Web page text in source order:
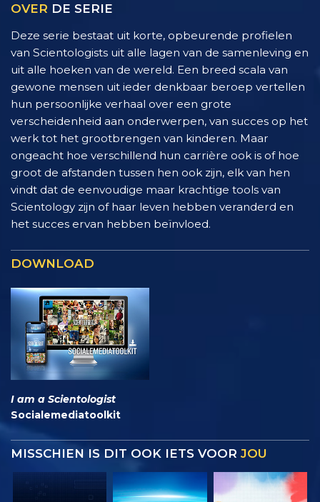
OVER DE SERIE
Deze serie bestaat uit korte, opbeurende profielen
van Scientologists uit alle lagen van de samenleving en
uit alle hoeken van de wereld. Een breed scala van
gewone mensen uit ieder denkbaar beroep vertellen
hun persoonlijke verhaal over een grote
verscheidenheid aan onderwerpen, van succes op het
werk tot het grootbrengen van kinderen. Maar
ongeacht hoe verschillend hun carrière ook is of hoe
groot de afstanden tussen hen ook zijn, elk van hen
vindt dat de eenvoudige maar krachtige tools van
Scientology zijn of haar leven hebben veranderd en
het succes ervan hebben beïnvloed.
DOWNLOAD
I am a Scientologist
Socialemediatoolkit
MISSCHIEN IS DIT OOK IETS VOOR JOU